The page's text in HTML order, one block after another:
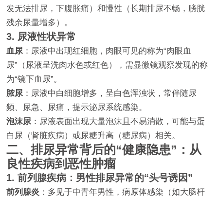
发无法排尿，下腹胀痛）和慢性（长期排尿不畅，膀胱
残余尿量增多）。
3. 尿液性状异常
血尿 ：尿液中出现红细胞，肉眼可见的称为“肉眼血
尿”（尿液呈洗肉水色或红色），需显微镜观察发现的称
为“镜下血尿”。
脓尿 ：尿液中白细胞增多，呈白色浑浊状，常伴随尿
频、尿急、尿痛，提示泌尿系统感染。
泡沫尿 ：尿液表面出现大量泡沫且不易消散，可能与蛋
白尿（肾脏疾病）或尿糖升高（糖尿病）相关。
二、排尿异常背后的“健康隐患”：从
良性疾病到恶性肿瘤
1. 前列腺疾病：男性排尿异常的“头号诱因”
前列腺炎 ：多见于中青年男性，病原体感染（如大肠杆